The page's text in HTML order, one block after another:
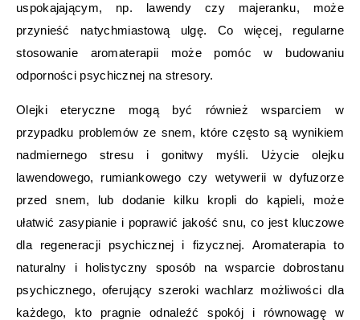
uspokajającym, np. lawendy czy majeranku, może
przynieść natychmiastową ulgę. Co więcej, regularne
stosowanie aromaterapii może pomóc w budowaniu
odporności psychicznej na stresory.
Olejki eteryczne mogą być również wsparciem w
przypadku problemów ze snem, które często są wynikiem
nadmiernego stresu i gonitwy myśli. Użycie olejku
lawendowego, rumiankowego czy wetywerii w dyfuzorze
przed snem, lub dodanie kilku kropli do kąpieli, może
ułatwić zasypianie i poprawić jakość snu, co jest kluczowe
dla regeneracji psychicznej i fizycznej. Aromaterapia to
naturalny i holistyczny sposób na wsparcie dobrostanu
psychicznego, oferujący szeroki wachlarz możliwości dla
każdego, kto pragnie odnaleźć spokój i równowagę w